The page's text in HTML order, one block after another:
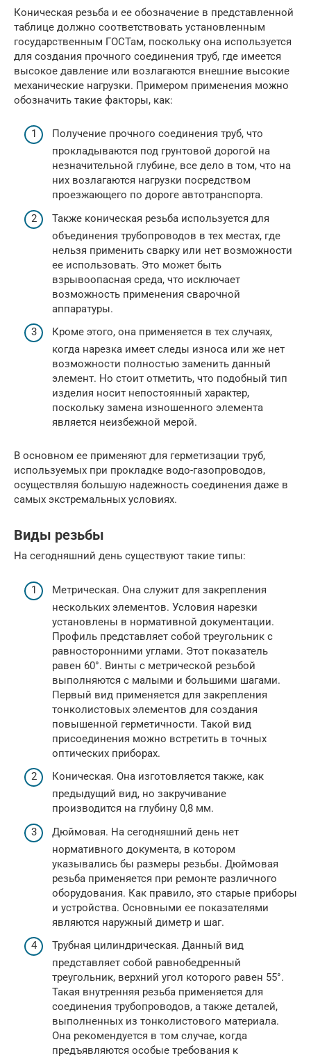
Коническая резьба и ее обозначение в представленной
таблице должно соответствовать установленным
государственным ГОСТам, поскольку она используется
для создания прочного соединения труб, где имеется
высокое давление или возлагаются внешние высокие
механические нагрузки. Примером применения можно
обозначить такие факторы, как:
Получение прочного соединения труб, что
прокладываются под грунтовой дорогой на
незначительной глубине, все дело в том, что на
них возлагаются нагрузки посредством
проезжающего по дороге автотранспорта.
Также коническая резьба используется для
объединения трубопроводов в тех местах, где
нельзя применить сварку или нет возможности
ее использовать. Это может быть
взрывоопасная среда, что исключает
возможность применения сварочной
аппаратуры.
Кроме этого, она применяется в тех случаях,
когда нарезка имеет следы износа или же нет
возможности полностью заменить данный
элемент. Но стоит отметить, что подобный тип
изделия носит непостоянный характер,
поскольку замена изношенного элемента
является неизбежной мерой.
В основном ее применяют для герметизации труб,
используемых при прокладке водо-газопроводов,
осуществляя большую надежность соединения даже в
самых экстремальных условиях.
Виды резьбы
На сегодняшний день существуют такие типы:
Метрическая. Она служит для закрепления
нескольких элементов. Условия нарезки
установлены в нормативной документации.
Профиль представляет собой треугольник с
равносторонними углами. Этот показатель
равен 60°. Винты с метрической резьбой
выполняются с малыми и большими шагами.
Первый вид применяется для закрепления
тонколистовых элементов для создания
повышенной герметичности. Такой вид
присоединения можно встретить в точных
оптических приборах.
Коническая. Она изготовляется также, как
предыдущий вид, но закручивание
производится на глубину 0,8 мм.
Дюймовая. На сегодняшний день нет
нормативного документа, в котором
указывались бы размеры резьбы. Дюймовая
резьба применяется при ремонте различного
оборудования. Как правило, это старые приборы
и устройства. Основными ее показателями
являются наружный диметр и шаг.
Трубная цилиндрическая. Данный вид
представляет собой равнобедренный
треугольник, верхний угол которого равен 55°.
Такая внутренняя резьба применяется для
соединения трубопроводов, а также деталей,
выполненных из тонколистового материала.
Она рекомендуется в том случае, когда
предъявляются особые требования к